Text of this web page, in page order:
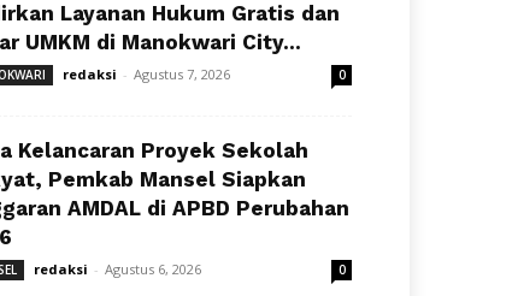
Layanan Hukum Gratis dan
UMKM di Manokwari City...
redaksi - Agustus 7, 2026 0
Kelancaran Proyek Sekolah
Pemkab Mansel Siapkan
AMDAL di APBD Perubahan
redaksi - Agustus 6, 2026 0